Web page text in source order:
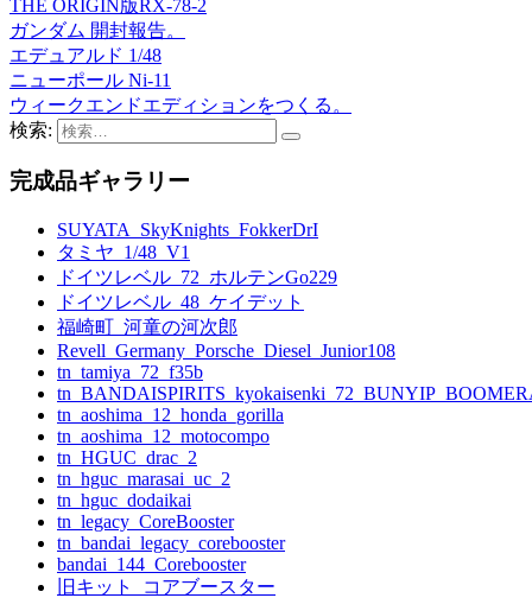
THE ORIGIN版RX-78-2
ガンダム 開封報告。
エデュアルド 1/48
ニューポール Ni-11
ウィークエンドエディションをつくる。
検索:
完成品ギャラリー
SUYATA_SkyKnights_FokkerDrI
タミヤ_1/48_V1
ドイツレベル_72_ホルテンGo229
ドイツレベル_48_ケイデット
福崎町_河童の河次郎
Revell_Germany_Porsche_Diesel_Junior108
tn_tamiya_72_f35b
tn_aoshima_12_honda_gorilla
tn_aoshima_12_motocompo
tn_HGUC_drac_2
tn_hguc_marasai_uc_2
tn_hguc_dodaikai
tn_legacy_CoreBooster
tn_bandai_legacy_corebooster
bandai_144_Corebooster
旧キット_コアブースター